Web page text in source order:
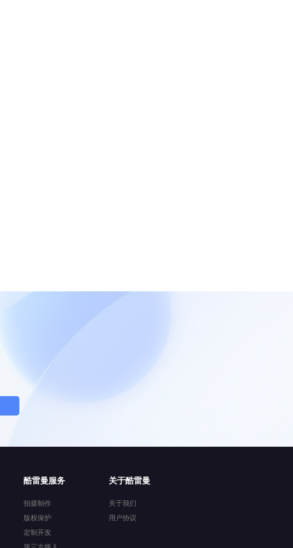
酷雷曼服务
拍摄制作
版权保护
定制开发
关于酷雷曼
关于我们
用户协议